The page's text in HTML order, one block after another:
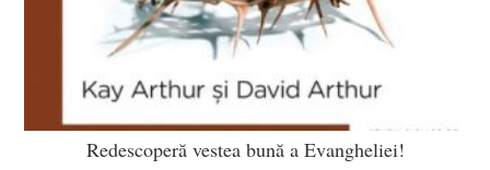
Redescoperă vestea bună a Evangheliei!